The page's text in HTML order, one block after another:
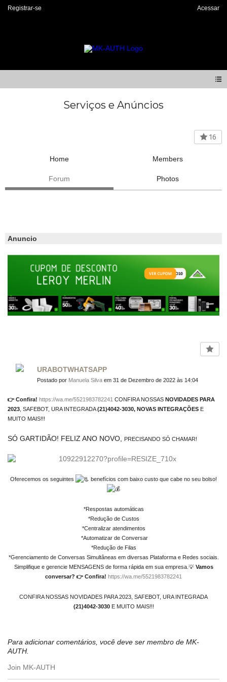
Registrar-se Acessar
Serviços e Anúncios
16
Home Members
Forum Photos
Anuncio
URABOTWHATSAPP
Postado por Manuela Silva em 31 de Dezembro de 2022 às 14:04
👉 Confira! https://wa.me/5521983782241 CONFIRA NOSSAS NOVIDADES PARA
2023 , SAFEBOT, URA INTEGRADA(21)4042-3030, NOVAS INTEGRAÇÕES E
MUITO MAIS!!!
SÓ GARTIDÃO! FELIZ ANO NOVO, PRECISANDO SÓ CHAMAR!
Oferecemos os seguintes benefícios com baixo custo que cabe no seu bolso!
*Respostas automáticas
*Redução de Custos
*Centralizar atendimentos
*Automatizar de Conversar
*Redução de Filas
*Gerenciamento de Conversas Simultâneas em diversas Plataforma e Redes sociais.
Simplifique e gerencie MENSAGENS de forma rápida em sua empresa.💡Vamos
conversar? 👉 Confira! https://wa.me/5521983782241
CONFIRA NOSSAS NOVIDADES PARA 2023, SAFEBOT, URA INTEGRADA
(21)4042-3030E MUITO MAIS!!!
Para adicionar comentários, você deve ser membro de MK-
AUTH.
Join MK-AUTH